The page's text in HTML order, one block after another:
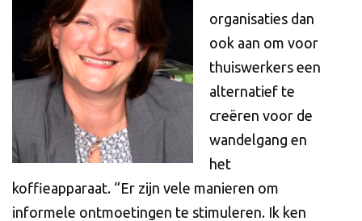
organisaties dan
ook aan om voor
thuiswerkers een
alternatief te
creëren voor de
wandelgang en
het
koffieapparaat. “Er zijn vele manieren om
informele ontmoetingen te stimuleren. Ik ken